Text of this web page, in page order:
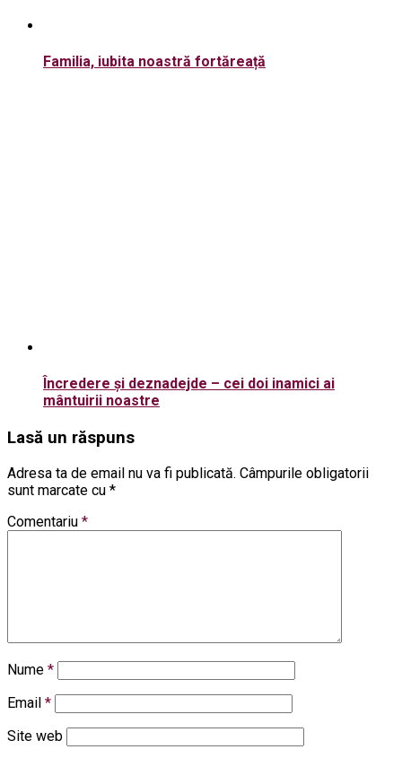
Familia, iubita noastră fortăreață
Încredere și deznadejde – cei doi inamici ai
mântuirii noastre
Lasă un răspuns
Adresa ta de email nu va fi publicată. Câmpurile obligatorii
sunt marcate cu *
Comentariu *
Nume *
Email *
Site web